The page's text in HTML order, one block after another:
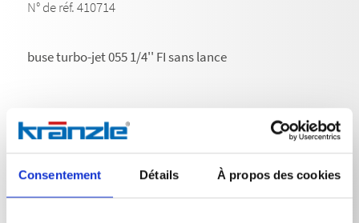
Consentement Détails À propos des cookies
N° de réf. 410714
buse turbo-jet 055 1/4'' FI sans lance
Données techniques